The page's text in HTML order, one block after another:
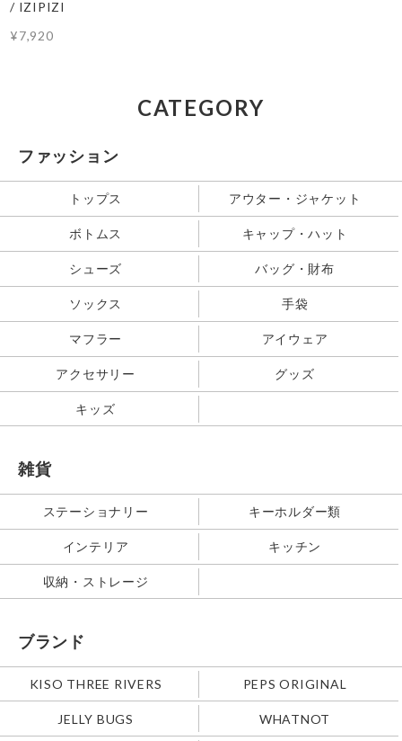
/ IZIPIZI
¥7,920
CATEGORY
ファッション
トップス アウター・ジャケット
ボトムス キャップ・ハット
シューズ バッグ・財布
ソックス 手袋
マフラー アイウェア
アクセサリー グッズ
キッズ
雑貨
ステーショナリー キーホルダー類
インテリア キッチン
収納・ストレージ
ブランド
KISO THREE RIVERS PEPS ORIGINAL
JELLY BUGS WHATNOT